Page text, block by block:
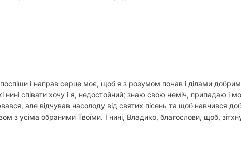
і направ серце моє, щоб я з розумом почав і ділами
співати хочу і я, недостойний; знаю свою неміч, припадаю і
але відчував насолоду від святих пісень та щоб навчився
з усіма обраними Твоїми. І нині, Владико, благослови, щоб,